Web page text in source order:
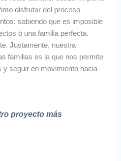
disfrutar del proceso
sabiendo que es imposible
ó una familia perfecta.
Justamente, nuestra
familias es la que nos permite
y seguir en movimiento hacia
proyecto más